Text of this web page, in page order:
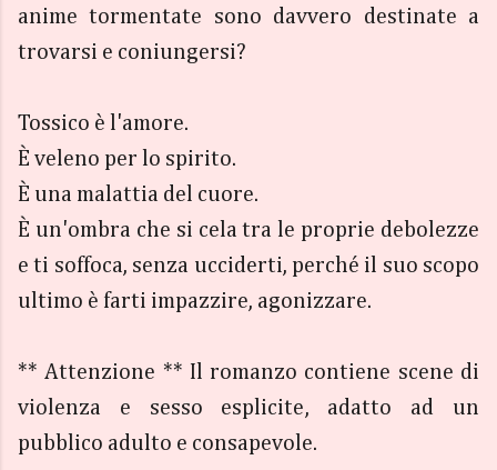
anime tormentate sono davvero destinate a
trovarsi e coniungersi?
Tossico è l'amore.
È veleno per lo spirito.
È una malattia del cuore.
È un'ombra che si cela tra le proprie debolezze
e ti soffoca, senza ucciderti, perché il suo scopo
ultimo è farti impazzire, agonizzare.
** Attenzione ** Il romanzo contiene scene di
violenza e sesso esplicite, adatto ad un
pubblico adulto e consapevole.